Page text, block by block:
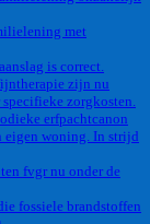
met
is correct.
zijn nu
zorgkosten.
erfpachtcanon
eigen woning. In strijd
fvgr nu onder de
fossiele brandstoffen